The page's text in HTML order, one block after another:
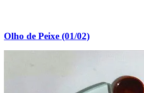
Olho de Peixe (01/02)